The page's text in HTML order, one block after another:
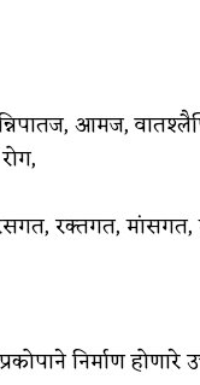
डॉ. राहुल जोशी
असे नाही! आरोग्य
घटना
आमज,
रक्तगत, मांसगत,
निर्माण होणारे